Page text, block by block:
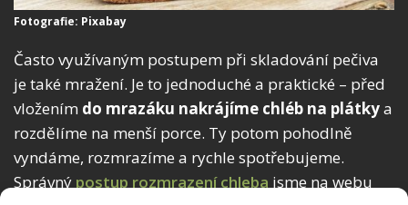
Fotografie: Pixabay
Často využívaným postupem při skladování pečiva
je také mražení. Je to jednoduché a praktické – před
vložením do mrazáku nakrájíme chléb na plátkya
rozdělíme na menší porce. Ty potom pohodlně
vyndáme, rozmrazíme a rychle spotřebujeme.
Správný postup rozmrazení chleba jsme na webu